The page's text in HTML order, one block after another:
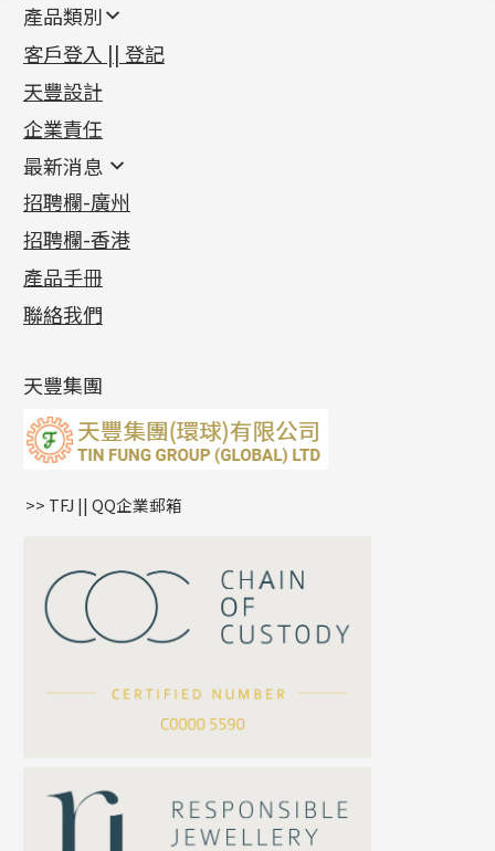
公司名稱
聯絡電話
產品類別
新產品
足金系列
足金配件
機織鏈系列
珠仔鏈
镶口链
管狀網鏈
十字車花鏈系列
十字閃O鏈系列
十字錘打鏈系列
側身車花鏈系列
側身鏈系列
雙十字鏈系列
水波鏈系列
蛇骨鏈系列
鏈尾系列
嘴唇鏈系列
S車花鏈系列
珍珠鏈系列
坦克鏈系列
滿天星鏈系列
方假繩鏈系列
首飾配件
耳環類配件
卷迫系列
螺絲迫系列
梅花迫系列
平臺迫系列
綫拍系列
美拍系列
耳環扣系列
耳綫/耳鈎系列
耳環爪頭
耳環
鏈類配件
動感車花吊墜
調節珠系列
生圈扣系列
龍蝦扣系列
鴨俐制系列
字母吊墜
相盒吊墜
項鏈吊墜
生肖吊墜
星座吊墜
珠扣
其他類配件
珠盤系列
袖口鈕系列
焊片及鐳射綫
空心車花管
珠類配件
無孔光身珠
空心光身珠
無孔批花珠
鑲口類
四爪頭系列
六爪頭系列
車花片
動感車花片
鑲口戒指
鑲口手鏈系列
首飾系列
手镯系列
戒指系列
空心耳環
空心车花管首饰链
空心手鐲系列
貴金屬原料
千足金
記憶金屬系列
記憶戒指
拉簧珠珠手鏈
記憶鈦手鐲
客戶登入 || 登記
天豐設計
企業責任
最新消息
最新消息
各項證書(2)
相片集(9)
展覽會資訊
最新產品資訊
招聘欄-廣州
招聘欄-香港
產品手冊
聯絡我們
天豐集團
>> TFJ || QQ企業郵箱